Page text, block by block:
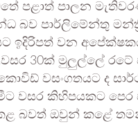
පළාත් පාලන
බව පාර්ලිමේන්තු
ඉදිරිපත් වන
30ක් මුලුල්ලේ රටේ
වසංගතයට ද
වසර කිහිපයකට
බවත් ඔවුන් කළේ